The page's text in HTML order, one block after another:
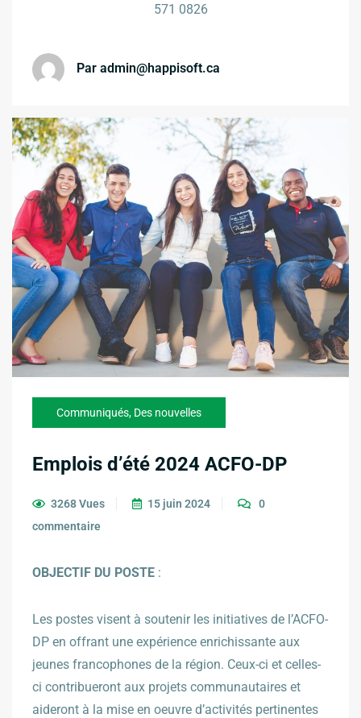
571 0826
Par admin@happisoft.ca
Communiqués, Des nouvelles
Emplois d’été 2024 ACFO-DP
3268 Vues 15 juin 2024
0
commentaire
OBJECTIF DU POSTE :
Les postes visent à soutenir les initiatives de l’ACFO-
DP en offrant une expérience enrichissante aux
jeunes francophones de la région. Ceux-ci et celles-
ci contribueront aux projets communautaires et
aideront à la mise en oeuvre d’activités pertinentes